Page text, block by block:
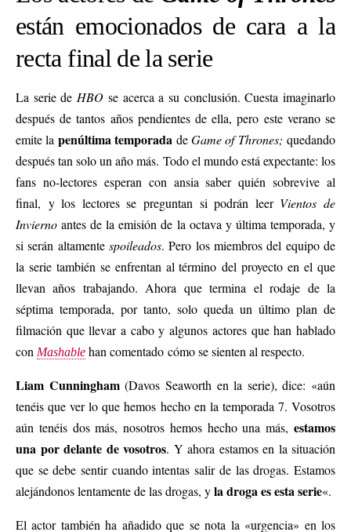
están emocionados de cara a la
recta final de la serie
La serie de HBO se acerca a su conclusión. Cuesta imaginarlo
después de tantos años pendientes de ella, pero este verano se
emite la penúltimatemporada deGame of Thrones; quedando
después tan solo un año más. Todo el mundo está expectante: los
fans no-lectores esperan con ansia saber quién sobrevive al
final, y los lectores se preguntan si podrán leer Vientos de
Invierno antes de la emisión de la octava y última temporada, y
si serán altamente spoileados. Pero los miembros del equipo de
la serie también se enfrentan al término del proyecto en el que
llevan años trabajando. Ahora que termina el rodaje de la
séptima temporada, por tanto, solo queda un último plan de
filmación que llevar a cabo y algunos actores que han hablado
con Mashable han comentado cómo se sienten al respecto.
Liam Cunningham(Davos Seaworth en la serie), dice: «aún
tenéis que ver lo que hemos hecho en la temporada 7. Vosotros
aún tenéis dos más, nosotros hemos hecho una más, estamos
una por delante de vosotros. Y ahora estamos en la situación
que se debe sentir cuando intentas salir de las drogas. Estamos
alejándonos lentamente de las drogas, yla droga es esta serie«.
El actor también ha añadido que se nota la «urgencia» en los